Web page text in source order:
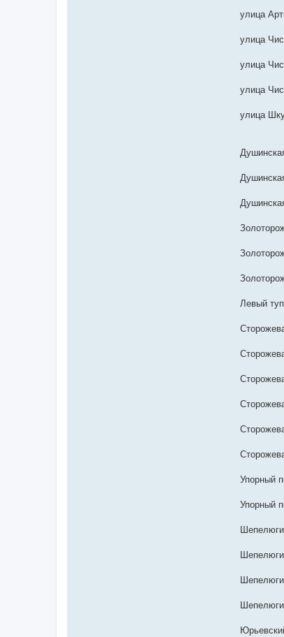
улица
улица
улица
улица
улица
Левый
Упорный
Упорный